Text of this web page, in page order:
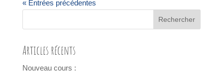
« Entrées précédentes
Articles récents
Nouveau cours :